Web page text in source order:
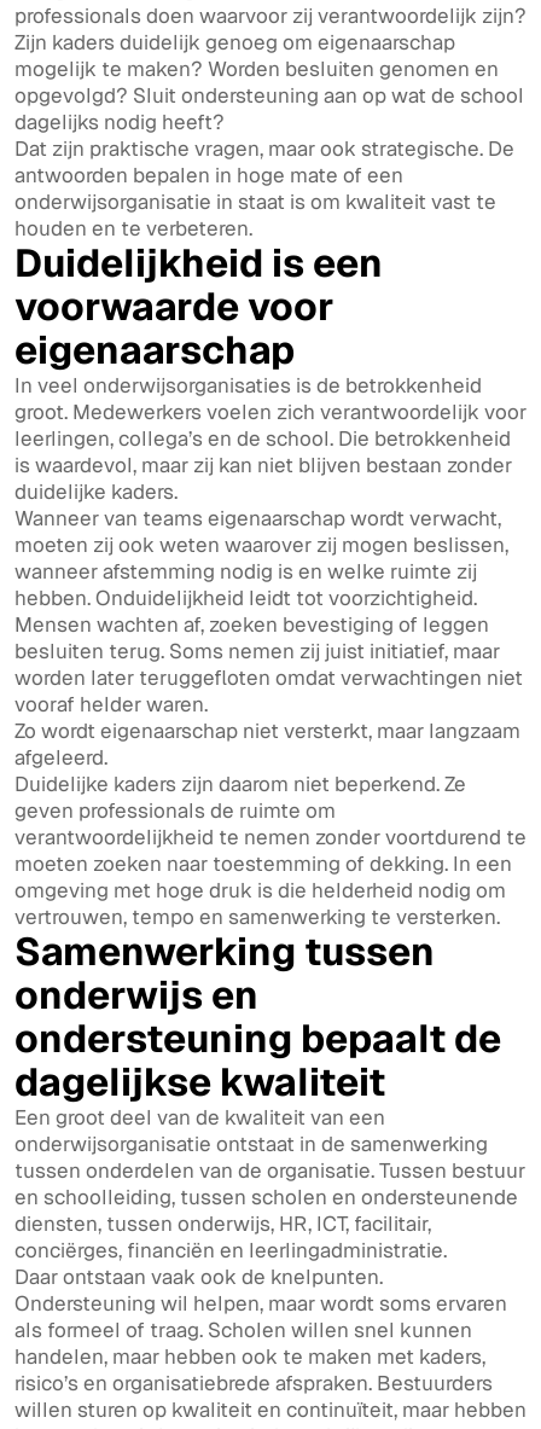
professionals doen waarvoor zij verantwoordelijk zijn?
Zijn kaders duidelijk genoeg om eigenaarschap
mogelijk te maken? Worden besluiten genomen en
opgevolgd? Sluit ondersteuning aan op wat de school
dagelijks nodig heeft?
Dat zijn praktische vragen, maar ook strategische. De
antwoorden bepalen in hoge mate of een
onderwijsorganisatie in staat is om kwaliteit vast te
houden en te verbeteren.
Duidelijkheid is een
voorwaarde voor
eigenaarschap
In veel onderwijsorganisaties is de betrokkenheid
groot. Medewerkers voelen zich verantwoordelijk voor
leerlingen, collega’s en de school. Die betrokkenheid
is waardevol, maar zij kan niet blijven bestaan zonder
duidelijke kaders.
Wanneer van teams eigenaarschap wordt verwacht,
moeten zij ook weten waarover zij mogen beslissen,
wanneer afstemming nodig is en welke ruimte zij
hebben. Onduidelijkheid leidt tot voorzichtigheid.
Mensen wachten af, zoeken bevestiging of leggen
besluiten terug. Soms nemen zij juist initiatief, maar
worden later teruggefloten omdat verwachtingen niet
vooraf helder waren.
Zo wordt eigenaarschap niet versterkt, maar langzaam
afgeleerd.
Duidelijke kaders zijn daarom niet beperkend. Ze
geven professionals de ruimte om
verantwoordelijkheid te nemen zonder voortdurend te
moeten zoeken naar toestemming of dekking. In een
omgeving met hoge druk is die helderheid nodig om
vertrouwen, tempo en samenwerking te versterken.
Samenwerking tussen
onderwijs en
ondersteuning bepaalt de
dagelijkse kwaliteit
Een groot deel van de kwaliteit van een
onderwijsorganisatie ontstaat in de samenwerking
tussen onderdelen van de organisatie. Tussen bestuur
en schoolleiding, tussen scholen en ondersteunende
diensten, tussen onderwijs, HR, ICT, facilitair,
conciërges, financiën en leerlingadministratie.
Daar ontstaan vaak ook de knelpunten.
Ondersteuning wil helpen, maar wordt soms ervaren
als formeel of traag. Scholen willen snel kunnen
handelen, maar hebben ook te maken met kaders,
risico’s en organisatiebrede afspraken. Bestuurders
willen sturen op kwaliteit en continuïteit, maar hebben